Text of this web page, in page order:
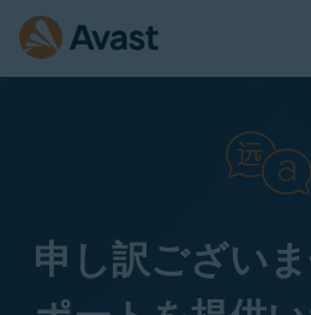
申し訳ござい